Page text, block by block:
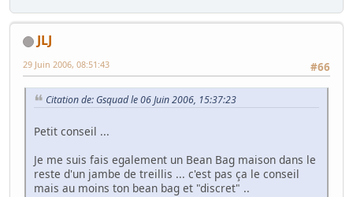
JLJ
#66
29 Juin 2006, 08:51:43
Citation de: Gsquad le 06 Juin 2006, 15:37:23
Petit conseil ...
Je me suis fais egalement un Bean Bag maison dans le
reste d'un jambe de treillis ... c'est pas ça le conseil
mais au moins ton bean bag et "discret" ..